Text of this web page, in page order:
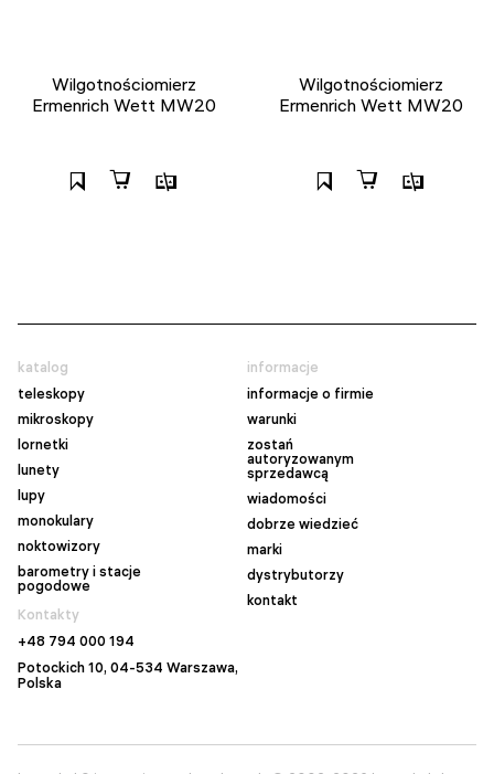
Wilgotnościomierz
Ermenrich Wett MW20
Wilgotnościomierz
Ermenrich Wett MW20
katalog
teleskopy
mikroskopy
lornetki
lunety
lupy
monokulary
noktowizory
barometry i stacje
pogodowe
informacje
informacje o firmie
warunki
zostań
autoryzowanym
sprzedawcą
wiadomości
dobrze wiedzieć
marki
dystrybutorzy
kontakt
Kontakty
+48 794 000 194
Potockich 10, 04-534 Warszawa,
Polska